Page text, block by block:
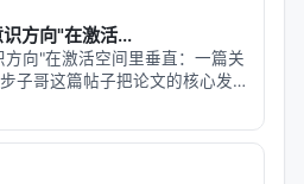
架，而是知道在每一次打架
赢——而且知道每次的答案可
方向"在激活...
向"在激活空间里垂直：一篇关
子哥这篇帖子把论文的核心发
手关掉了模型对非人类实体的
面往深里挖一层：**这两个方向
是什么…